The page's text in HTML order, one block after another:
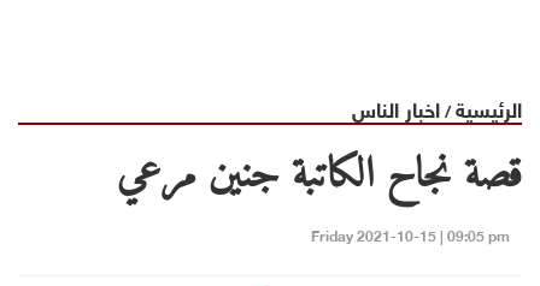
الرئيسية/اخبار الناس
قصة نجاح الكاتبة جنين مرعي
Friday 2021-10-15 | 09:05 pm